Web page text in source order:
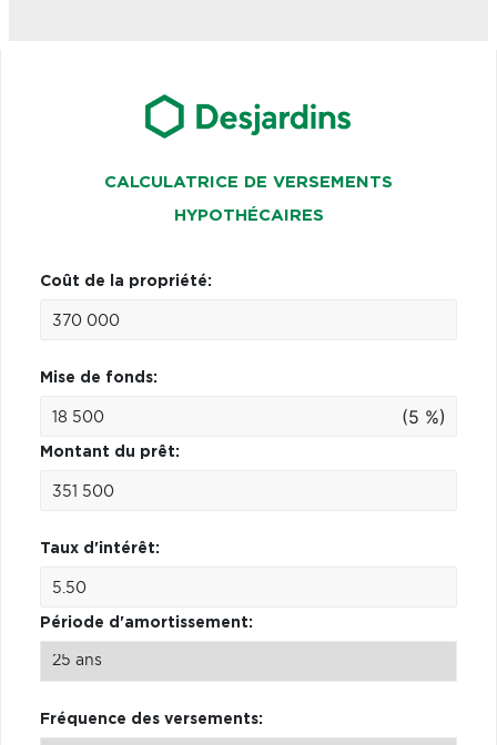
CALCULATRICE DE VERSEMENTS
HYPOTHÉCAIRES
Coût de la propriété:
Mise de fonds:
(5 %)
Montant du prêt:
Taux d'intérêt:
Période d'amortissement:
Fréquence des versements: